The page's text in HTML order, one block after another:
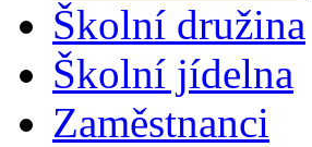
Školní družina
Školní jídelna
Zaměstnanci